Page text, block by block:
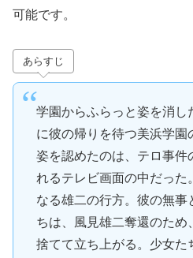
可能です。
あらすじ
学園からふらっと姿を消し
に彼の帰りを待つ美浜学園
姿を認めたのは、テロ事件
れるテレビ画面の中だった
なる雄二の行方。彼の無事
ちは、風見雄二奪還のため
捨てて立ち上がる。少女た